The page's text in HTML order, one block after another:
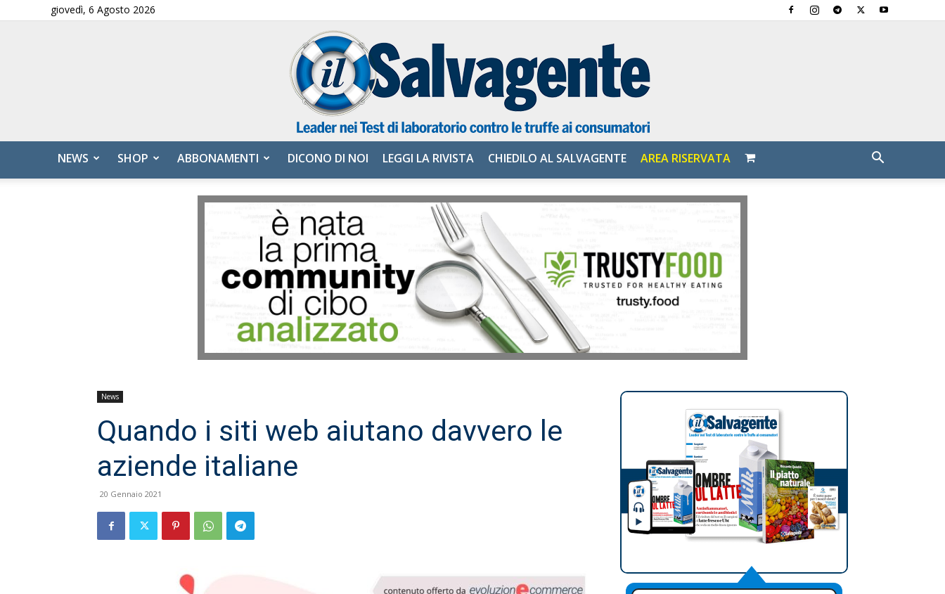
giovedì, 6 Agosto 2026
Salvagente
NEWS SHOP ABBONAMENTI DICONO DI NOI LEGGI LA RIVISTA CHIEDILO AL SALVAGENTE AREA RISERVATA
News
Quando i siti web aiutano davvero le
aziende italiane
20 Gennaio 2021